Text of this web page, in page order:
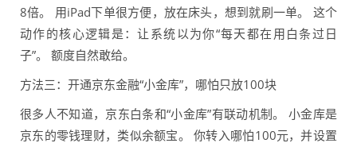
8倍。 用iPad下单很方便，放在床头，想到就刷一单。 这个
动作的核心逻辑是：让系统以为你“每天都在用白条过日
子”。 额度自然敢给。
方法三：开通京东金融“小金库”，哪怕只放100块
很多人不知道，京东白条和“小金库”有联动机制。 小金库是
京东的零钱理财，类似余额宝。 你转入哪怕100元，并设置